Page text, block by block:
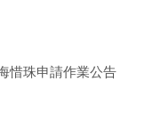
惜珠申請作業公告